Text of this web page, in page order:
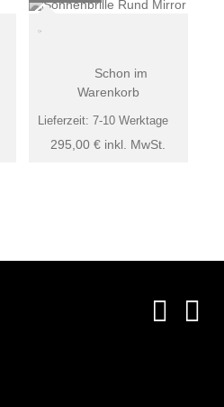
295,00€ inkl. MwSt.
Lieferzeit: 7-10 Werktage
Schon im
Warenkorb